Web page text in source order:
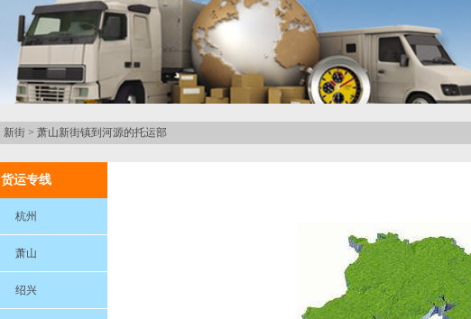
新街 > 萧山新街镇到河源的托运部
货运专线
杭州
萧山
绍兴